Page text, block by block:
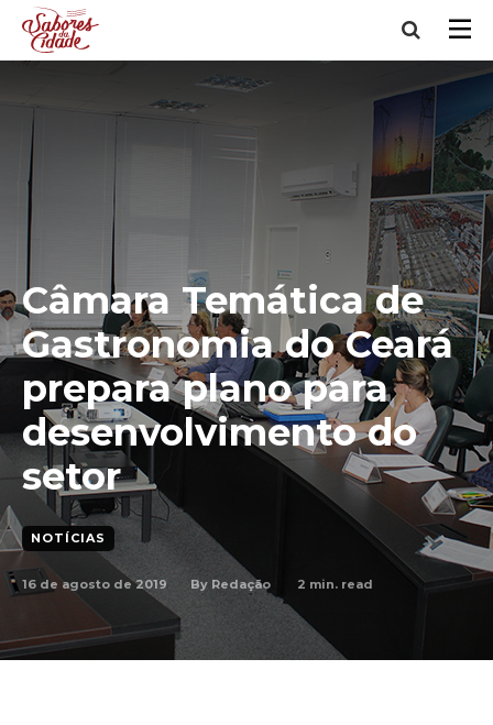
Câmara Temática de
Gastronomia do Ceará
prepara plano para
desenvolvimento do
setor
NOTÍCIAS
16 de agosto de 2019 By Redação 2 min. read